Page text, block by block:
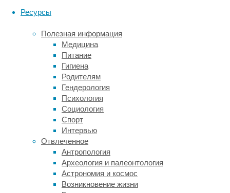
Ресурсы
Полезная информация
Медицина
Питание
Гигиена
Родителям
Гендерология
Психология
Социология
Спорт
Интервью
Отвлеченное
Антропология
Археология и палеонтология
Астрономия и космос
Возникновение жизни
входили
их
состав.
Дело
том,
что
древнейшие
геологические
находки,
включая
потенциальные
биосигнатуры
(проявления
последствий
жизнедеятельности